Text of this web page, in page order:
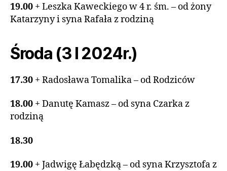
19.00 + Leszka Kaweckiego w 4 r. śm. – od żony
Katarzyny i syna Rafała z rodziną
Środa (3 I 2024r.)
17.30 + Radosława Tomalika – od Rodziców
18.00 + Danutę Kamasz – od syna Czarka z
rodziną
18.30
19.00 + Jadwigę Łabędzką – od syna Krzysztofa z